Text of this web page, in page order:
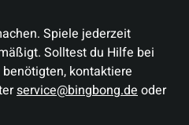
Spiele jederzeit
Solltest du Hilfe bei
kontaktiere
service@bingbong.de oder